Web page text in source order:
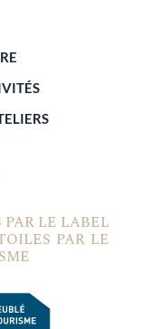
PAR LE LABEL
PAR LE